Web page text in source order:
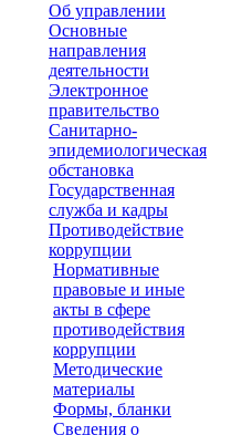
Об управлении
Основные
направления
деятельности
Электронное
правительство
Санитарно-
эпидемиологическая
обстановка
Государственная
служба и кадры
Противодействие
коррупции
Нормативные
правовые и иные
акты в сфере
противодействия
коррупции
Методические
материалы
Формы, бланки
Сведения о